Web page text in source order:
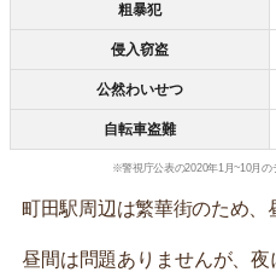
粗暴犯
侵入窃盗
公然わいせつ
自転車盗難
※警視庁公表の2020年1月~10月の
町田駅周辺は繁華街のため、
昼間は問題ありませんが、